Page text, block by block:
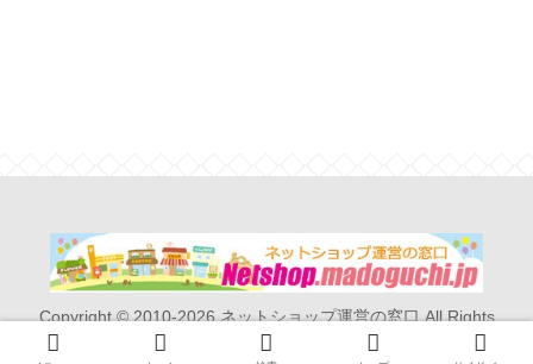
Copyright © 2010-2026 ネットショップ運営の窓口 All Rights